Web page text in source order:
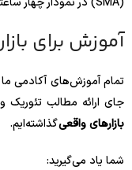
آموزش برای
تمام آموزش‌های آکادمی
جای ارائه مطالب تئوریک
بازارهای واقعیگذاشته‌ایم.
شما یاد می‌گیرید: